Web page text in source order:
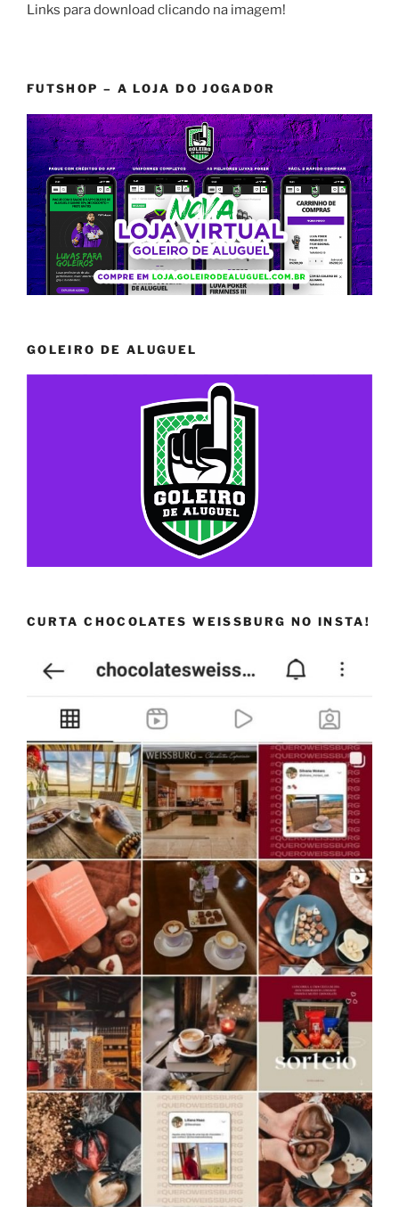
Links para download clicando na imagem!
FUTSHOP – A LOJA DO JOGADOR
GOLEIRO DE ALUGUEL
CURTA CHOCOLATES WEISSBURG NO INSTA!